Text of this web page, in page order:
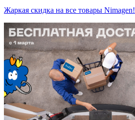
Жаркая скидка на все товары Nimagen!